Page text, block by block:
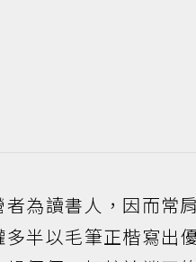
為讀書人，因而常
多半以毛筆正楷寫